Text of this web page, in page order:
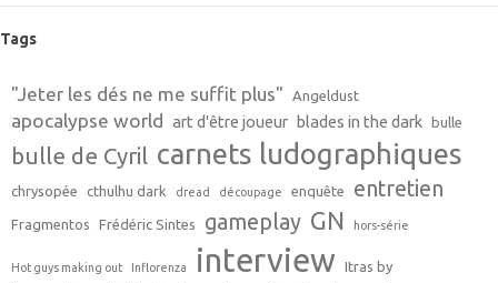
Tags
"Jeter les dés ne me suffit plus" Angeldust
apocalypse world art d'être joueur blades in the dark bulle
bulle de Cyril carnets ludographiques
chrysopée cthulhu dark dread découpage enquête entretien
Fragmentos Frédéric Sintes gameplay GN hors-série
Hot guys making out Inflorenza interview
Itras by